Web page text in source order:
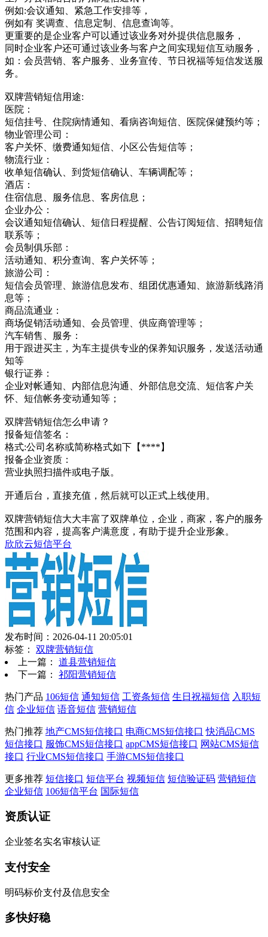
例如:会议通知、紧急工作安排等，
例如有 奖调查、信息定制、信息查询等。
更重要的是企业客户可以通过该业务对外提供信息服务，
同时企业客户还可通过该业务与客户之间实现短信互动服务，
如：会员营销、客户服务、业务宣传、节日祝福等短信发送服
务。
双牌营销短信用途:
医院：
短信挂号、住院病情通知、看病咨询短信、医院保健预约等；
物业管理公司：
客户关怀、缴费通知短信、小区公告短信等；
物流行业：
收单短信确认、到货短信确认、车辆调配等；
酒店：
住宿信息、服务信息、客房信息；
企业办公：
会议通知短信确认、短信日程提醒、公告订阅短信、招聘短信
联系等；
会员制俱乐部：
活动通知、积分查询、客户关怀等；
旅游公司：
短信会员管理、旅游信息发布、组团优惠通知、旅游新线路消
息等；
商品流通业：
商场促销活动通知、会员管理、供应商管理等；
汽车销售、服务：
用于跟进买主，为车主提供专业的保养知识服务，发送活动通
知等
银行证券：
企业对帐通知、内部信息沟通、外部信息交流、短信客户关
怀、短信帐务变动通知等；
双牌营销短信怎么申请？
报备短信签名：
格式:公司名称或简称格式如下【****】
报备企业资质：
营业执照扫描件或电子版。
开通后台，直接充值，然后就可以正式上线使用。
双牌营销短信大大丰富了双牌单位，企业，商家，客户的服务
范围和内容，提高客户满意度，有助于提升企业形象。
欣欣云短信平台
发布时间：2026-04-11 20:05:01
标签： 双牌营销短信
上一篇： 道县营销短信
下一篇： 祁阳营销短信
热门产品 106短信 通知短信 工资条短信 生日祝福短信 入职短
信 企业短信 语音短信 营销短信
热门推荐 地产CMS短信接口 电商CMS短信接口 快消品CMS
短信接口 服饰CMS短信接口 appCMS短信接口 网站CMS短信
接口 行业CMS短信接口 手游CMS短信接口
更多推荐 短信接口 短信平台 视频短信 短信验证码 营销短信
企业短信 106短信平台 国际短信
资质认证
企业签名实名审核认证
支付安全
明码标价支付及信息安全
多快好稳